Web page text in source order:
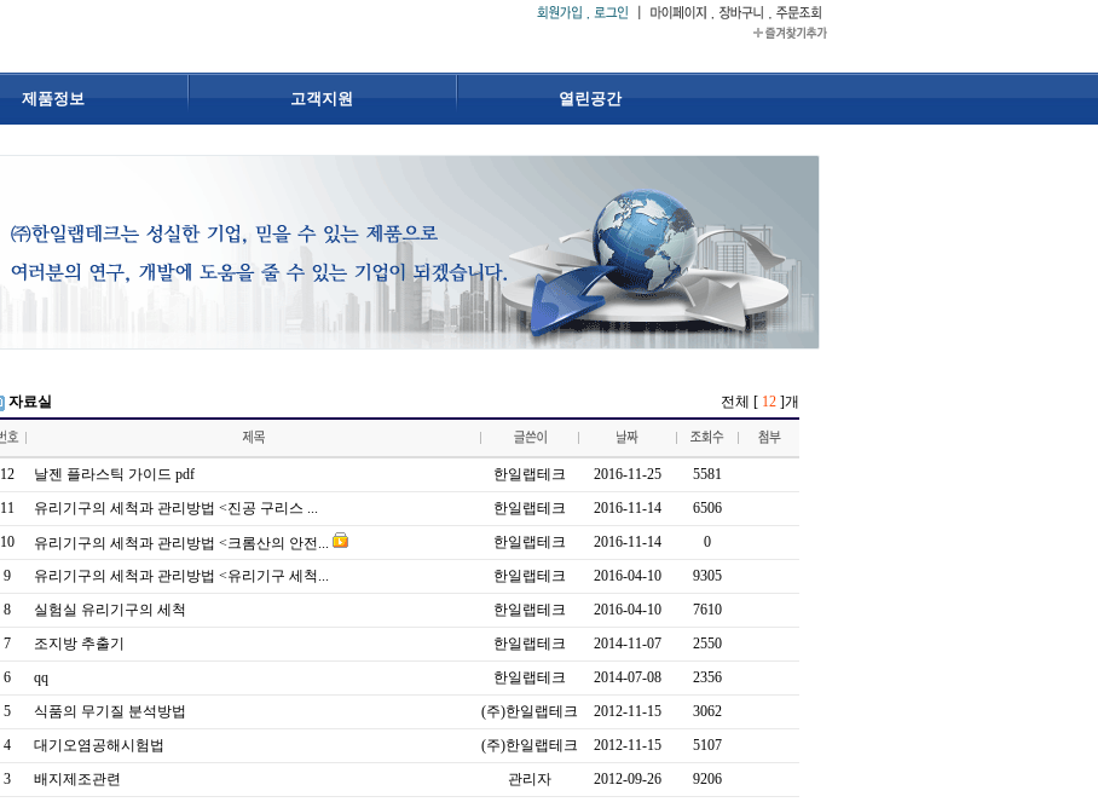
제품정보 고객지원 열린공간
자료실 전체 [ 12 ]개
12 날젠 플라스틱 가이드 pdf 한일랩테크 2016-11-25
5581
11
유리기구의 세척과 관리방법 <진공 구리스 ... 한일랩테크 2016-11-14
6506
10
유리기구의 세척과 관리방법 <크롬산의 안전... 한일랩테크 2016-11-14
0
9
유리기구의 세척과 관리방법 <유리기구 세척... 한일랩테크 2016-04-10
9305
8
실험실 유리기구의 세척 한일랩테크 2016-04-10
7610
7
조지방 추출기 한일랩테크 2014-11-07
2550
6
qq 한일랩테크 2014-07-08
2356
5
식품의 무기질 분석방법 (주)한일랩테크 2012-11-15
3062
4
대기오염공해시험법 (주)한일랩테크 2012-11-15
5107
3
배지제조관련 관리자 2012-09-26
9206